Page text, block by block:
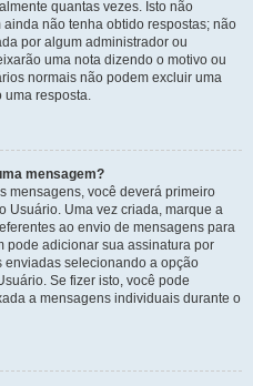
quantas vezes. Isto não
não tenha obtido respostas; não
por algum administrador ou
uma nota dizendo o motivo ou
normais não podem excluir uma
uma resposta.
mensagem?
mensagens, você deverá primeiro
Usuário. Uma vez criada, marque a
ao envio de mensagens para
pode adicionar sua assinatura por
enviadas selecionando a opção
Se fizer isto, você pode
a mensagens individuais durante o